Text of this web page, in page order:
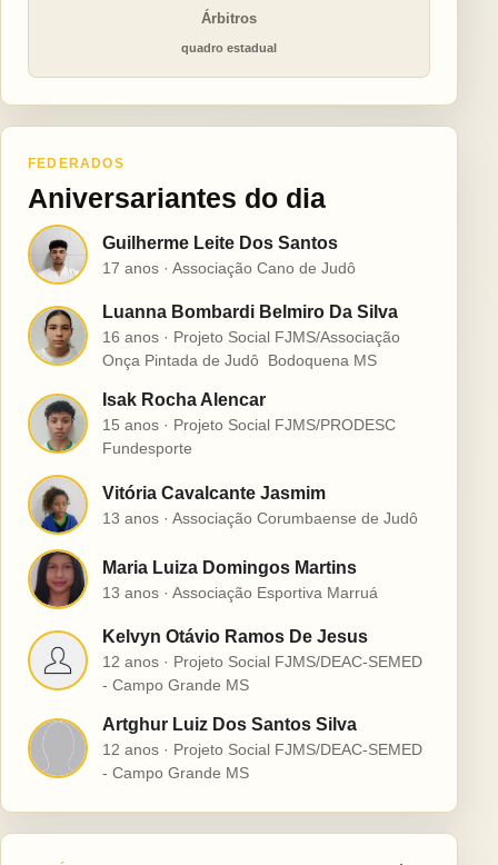
Árbitros
quadro estadual
FEDERADOS
Aniversariantes do dia
G Guilherme Leite Dos Santos
17 anos · Associação Cano de Judô
L
Luanna Bombardi Belmiro Da Silva
16 anos · Projeto Social FJMS/Associação
Onça Pintada de Judô  Bodoquena MS
I
Isak Rocha Alencar
15 anos · Projeto Social FJMS/PRODESC
Fundesporte
V Vitória Cavalcante Jasmim
13 anos · Associação Corumbaense de Judô
M Maria Luiza Domingos Martins
13 anos · Associação Esportiva Marruá
K
Kelvyn Otávio Ramos De Jesus
12 anos · Projeto Social FJMS/DEAC-SEMED
- Campo Grande MS
Artghur Luiz Dos Santos Silva
12 anos · Projeto Social FJMS/DEAC-SEMED
- Campo Grande MS